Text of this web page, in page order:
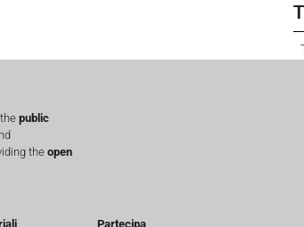
public
the open
Partecipa